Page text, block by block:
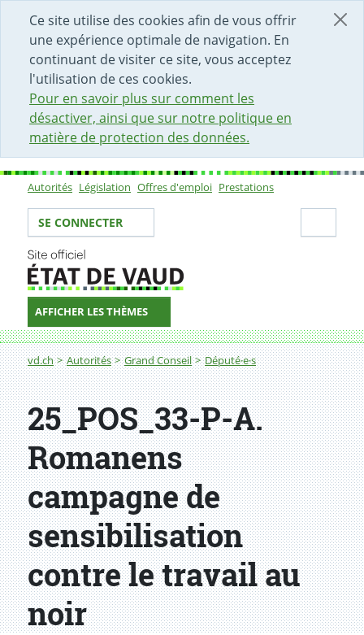
Ce site utilise des cookies afin de vous offrir
une expérience optimale de navigation. En
continuant de visiter ce site, vous acceptez
l'utilisation de ces cookies.
Pour en savoir plus sur comment les
désactiver, ainsi que sur notre politique en
matière de protection des données.
DÉBUT DU CONTENU DE LA PAGE
ACCÈS AU CHAMP DE RECHERCHE
PAGE D'ACCUEIL
FORMULAIRE DE CONTACT
Sous-navigation
Autorités Législation Offres d'emploi Prestations
Votre identité
SE CONNECTER
AFFICHER LES THÈMES
Fil d'Ariane
vd.ch Autorités Grand Conseil Député·e·s
25_POS_33-P-A.
Romanens
campagne de
sensibilisation
contre le travail au
noir